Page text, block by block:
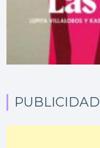
PUBLICIDAD